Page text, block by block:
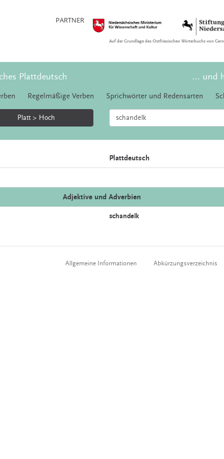
PARTNER
Auf der Grundlage des Ostfriesischen Wörterbuchs von
Plattdeutsch ... und
Regelmäßige Verben Sprichwörter und Redensarten
Platt > Hoch
Plattdeutsch
Adjektive und Adverbien
schandelk
Allgemeine Informationen Abkürzungsverzeichnis